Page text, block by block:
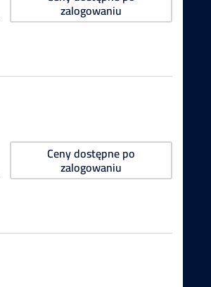
zalogowaniu
Ceny dostępne po
zalogowaniu